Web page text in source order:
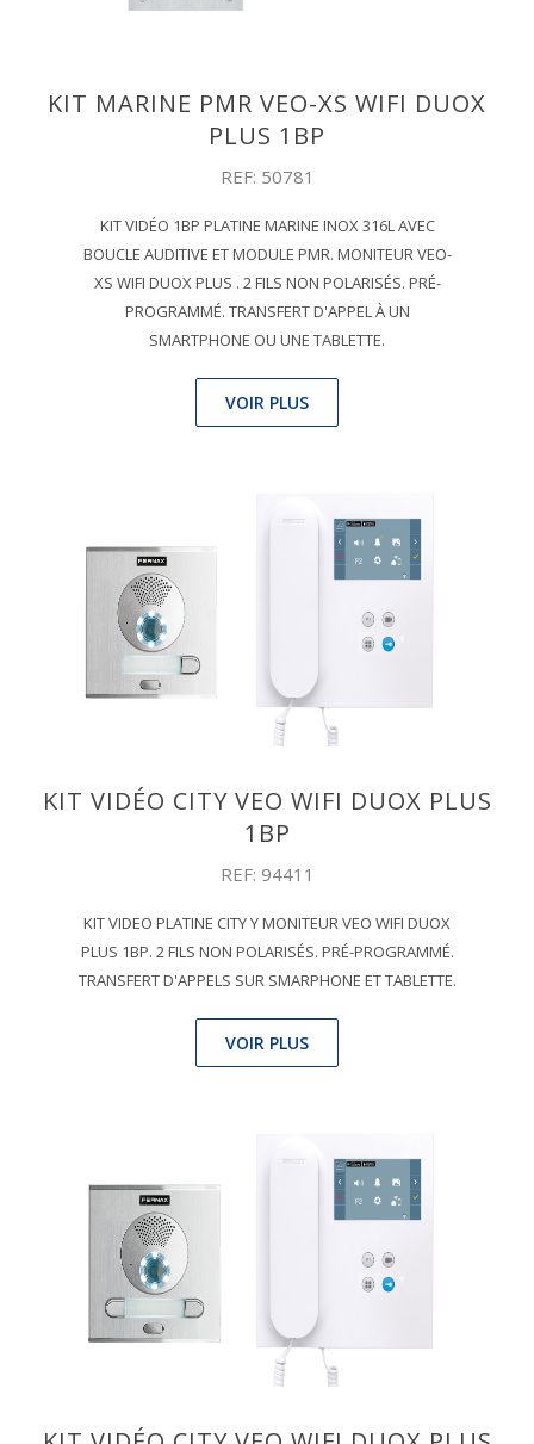
KIT MARINE PMR VEO-XS WIFI DUOX
PLUS 1BP
REF: 50781
KIT VIDÉO 1BP PLATINE MARINE INOX 316L AVEC
BOUCLE AUDITIVE ET MODULE PMR. MONITEUR VEO-
XS WIFI DUOX PLUS . 2 FILS NON POLARISÉS. PRÉ-
PROGRAMMÉ. TRANSFERT D'APPEL À UN
SMARTPHONE OU UNE TABLETTE.
VOIR PLUS
KIT VIDÉO CITY VEO WIFI DUOX PLUS
1BP
REF: 94411
KIT VIDEO PLATINE CITY Y MONITEUR VEO WIFI DUOX
PLUS 1BP. 2 FILS NON POLARISÉS. PRÉ-PROGRAMMÉ.
TRANSFERT D'APPELS SUR SMARPHONE ET TABLETTE.
VOIR PLUS